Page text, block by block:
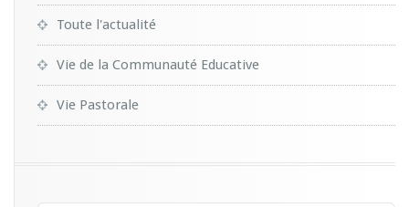
Toute l'actualité
Vie de la Communauté Educative
Vie Pastorale